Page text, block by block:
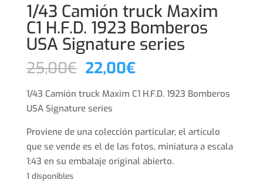
1/43 Camión truck Maxim
C1 H.F.D. 1923 Bomberos
USA Signature series
25,00€ El
original
era:
25,00€.
22,00€El
actual
22,00€.
1/43 Camión truck Maxim C1 H.F.D. 1923 Bomberos
USA Signature series
Proviene de una colección particular, el artículo
que se vende es el de las fotos, miniatura a escala
1:43 en su embalaje original abierto.
1 disponibles